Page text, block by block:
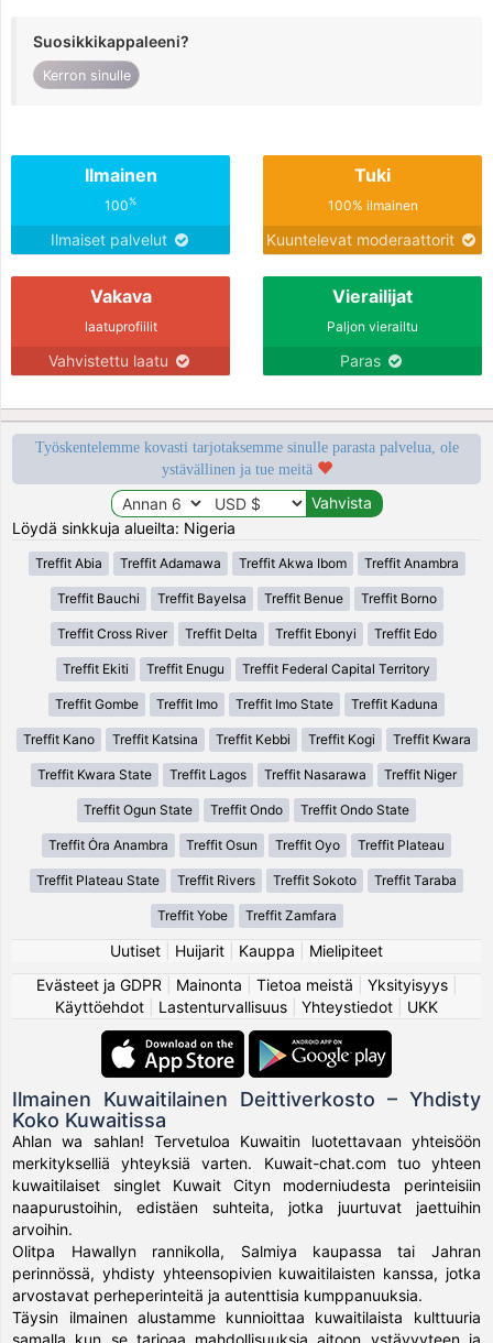
Suosikkikappaleeni?
Kerron sinulle
Ilmainen
100%
Ilmaiset palvelut
Tuki
100% ilmainen
Kuuntelevat moderaattorit
Vakava
laatuprofiilit
Vahvistettu laatu
Vierailijat
Paljon vierailtu
Paras
Työskentelemme kovasti tarjotaksemme sinulle parasta palvelua, ole
ystävällinen ja tue meitä
Löydä sinkkuja alueilta: Nigeria
Treffit Abia Treffit Adamawa Treffit Akwa Ibom Treffit Anambra
Treffit Bauchi Treffit Bayelsa Treffit Benue Treffit Borno
Treffit Cross River Treffit Delta Treffit Ebonyi Treffit Edo
Treffit Ekiti Treffit Enugu Treffit Federal Capital Territory
Treffit Gombe Treffit Imo Treffit Imo State Treffit Kaduna
Treffit Kano Treffit Katsina Treffit Kebbi Treffit Kogi Treffit Kwara
Treffit Kwara State Treffit Lagos Treffit Nasarawa Treffit Niger
Treffit Ogun State Treffit Ondo Treffit Ondo State
Treffit Ȯra Anambra Treffit Osun Treffit Oyo Treffit Plateau
Treffit Plateau State Treffit Rivers Treffit Sokoto Treffit Taraba
Treffit Yobe Treffit Zamfara
Uutiset Huijarit Kauppa
Mielipiteet
Evästeet ja GDPR
Mainonta Tietoa meistä Yksityisyys|
Käyttöehdot
Lastenturvallisuus Yhteystiedot UKK
Ilmainen Kuwaitilainen Deittiverkosto – Yhdisty
Koko Kuwaitissa
Ahlan wa sahlan! Tervetuloa Kuwaitin luotettavaan yhteisöön
merkitykselliä yhteyksiä varten. Kuwait-chat.com tuo yhteen
kuwaitilaiset singlet Kuwait Cityn moderniudesta perinteisiin
naapurustoihin, edistäen suhteita, jotka juurtuvat jaettuihin
arvoihin.
Olitpa Hawallyn rannikolla, Salmiya kaupassa tai Jahran
perinnössä, yhdisty yhteensopivien kuwaitilaisten kanssa, jotka
arvostavat perheperinteitä ja autenttisia kumppanuuksia.
Täysin ilmainen alustamme kunnioittaa kuwaitilaista kulttuuria
samalla kun se tarjoaa mahdollisuuksia aitoon ystävyyteen ja